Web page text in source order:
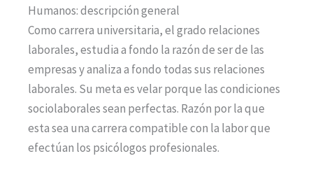
Humanos: descripción general
Como carrera universitaria, el grado relaciones
laborales, estudia a fondo la razón de ser de las
empresas y analiza a fondo todas sus relaciones
laborales. Su meta es velar porque las condiciones
sociolaborales sean perfectas. Razón por la que
esta sea una carrera compatible con la labor que
efectúan los psicólogos profesionales.